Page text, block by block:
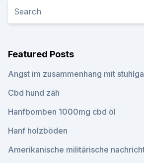
Featured Posts
Angst im zusammenhang mit
Cbd hund zäh
Hanfbomben 1000mg cbd öl
Hanf holzböden
Amerikanische militärische